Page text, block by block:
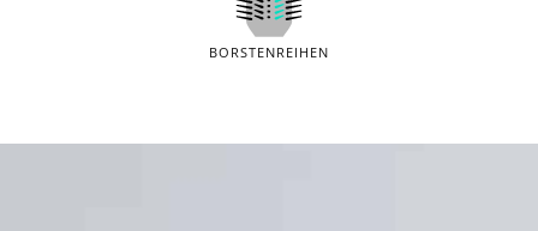
BORSTENREIHEN